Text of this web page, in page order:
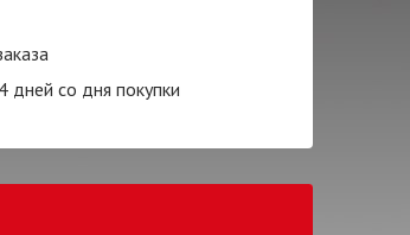
со дня покупки